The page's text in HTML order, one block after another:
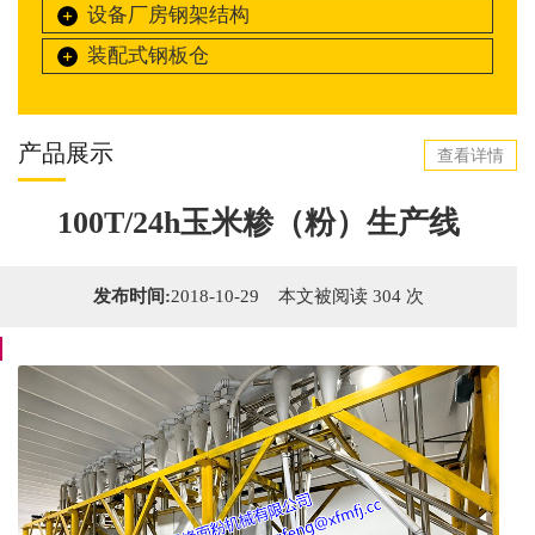
设备厂房钢架结构
装配式钢板仓
查看详情
产品展示
100T/24h玉米糁（粉）生产线
发布时间:2018-10-29 本文被阅读 304 次